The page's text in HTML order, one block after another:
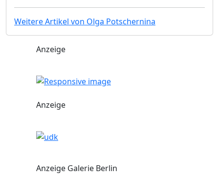
Weitere Artikel von Olga Potschernina
Anzeige
Anzeige
Anzeige Galerie Berlin